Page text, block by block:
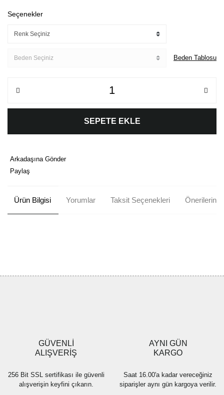
Seçenekler
Beden Tablosu
SEPETE EKLE
Arkadaşına Gönder
Paylaş
Ürün Bilgisi Yorumlar Taksit Seçenekleri Önerileriniz
Ürün fiyatı diğer sitelerden daha pahalı.
Bu ürüne benzer farklı alternatifler olmalı.
GÜVENLİ
ALIŞVERİŞ
256 Bit SSL sertifikası ile güvenli
alışverişin keyfini çıkarın.
AYNI GÜN
KARGO
Saat 16.00'a kadar vereceğiniz
siparişler aynı gün kargoya verilir.